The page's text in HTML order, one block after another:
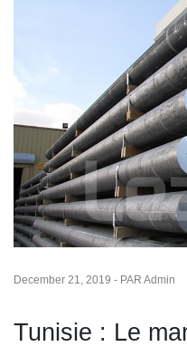
December 21, 2019 - PAR Admin
Tunisie : Le